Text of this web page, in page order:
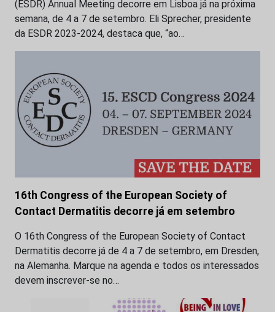
(ESDR) Annual Meeting decorre em Lisboa já na próxima
semana, de 4 a 7 de setembro. Eli Sprecher, presidente
da ESDR 2023-2024, destaca que, “ao…
16th Congress of the European Society of
Contact Dermatitis decorre já em setembro
O 16th Congress of the European Society of Contact
Dermatitis decorre já de 4 a 7 de setembro, em Dresden,
na Alemanha. Marque na agenda e todos os interessados
devem inscrever-se no…